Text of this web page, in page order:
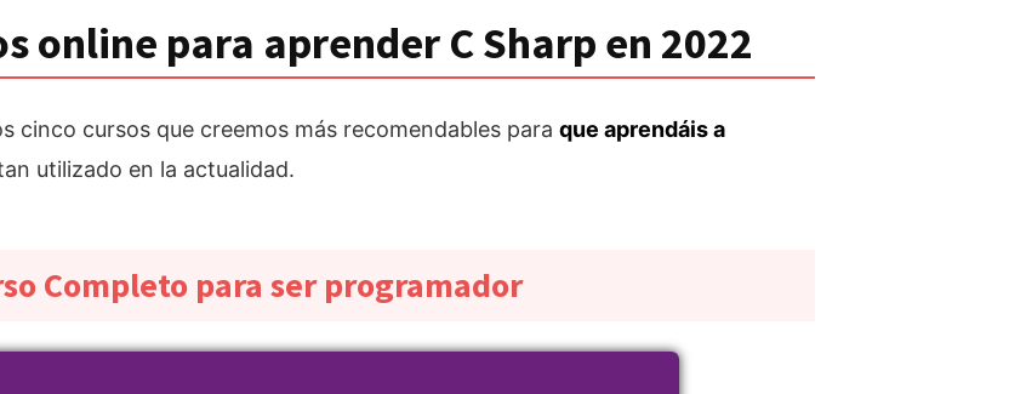
online para aprender C Sharp en 2022
cinco cursos que creemos más recomendables para que aprendáis a
utilizado en la actualidad.
Completo para ser programador